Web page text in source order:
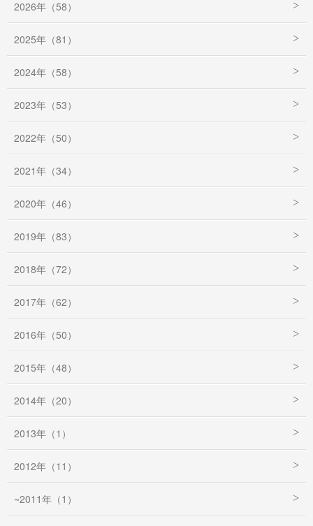
2026年（58）
2025年（81）
2024年（58）
2023年（53）
2022年（50）
2021年（34）
2020年（46）
2019年（83）
2018年（72）
2017年（62）
2016年（50）
2015年（48）
2014年（20）
2013年（1）
2012年（11）
~2011年（1）